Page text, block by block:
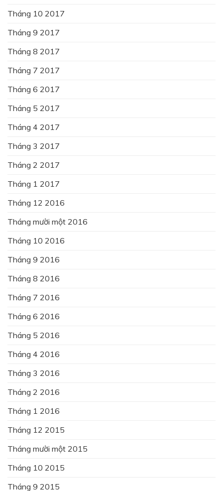
Tháng 10 2017
Tháng 9 2017
Tháng 8 2017
Tháng 7 2017
Tháng 6 2017
Tháng 5 2017
Tháng 4 2017
Tháng 3 2017
Tháng 2 2017
Tháng 1 2017
Tháng 12 2016
Tháng mười một 2016
Tháng 10 2016
Tháng 9 2016
Tháng 8 2016
Tháng 7 2016
Tháng 6 2016
Tháng 5 2016
Tháng 4 2016
Tháng 3 2016
Tháng 2 2016
Tháng 1 2016
Tháng 12 2015
Tháng mười một 2015
Tháng 10 2015
Tháng 9 2015